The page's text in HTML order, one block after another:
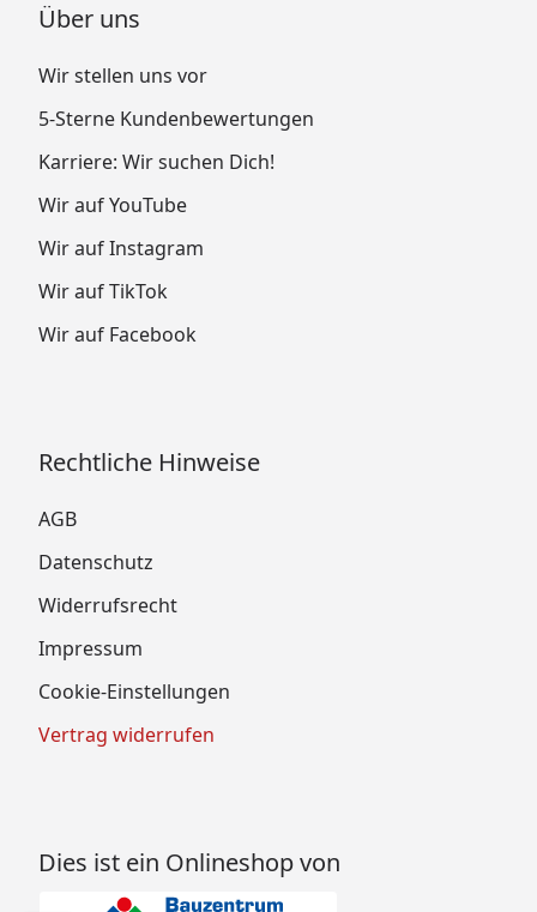
Über uns
Wir stellen uns vor
5-Sterne Kundenbewertungen
Karriere: Wir suchen Dich!
Wir auf YouTube
Wir auf Instagram
Wir auf TikTok
Wir auf Facebook
Rechtliche Hinweise
AGB
Datenschutz
Widerrufsrecht
Impressum
Cookie-Einstellungen
Vertrag widerrufen
Dies ist ein Onlineshop von